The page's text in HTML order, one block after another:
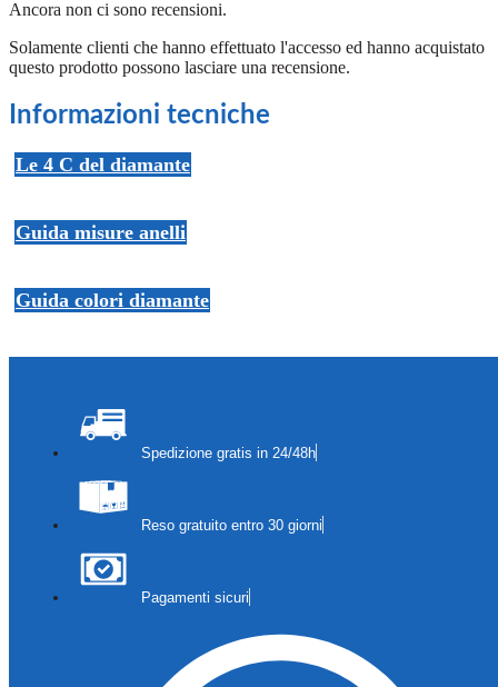
Ancora non ci sono recensioni.
Solamente clienti che hanno effettuato l'accesso ed hanno acquistato
questo prodotto possono lasciare una recensione.
Informazioni tecniche
Le 4 C del diamante
Guida misure anelli
Guida colori diamante
Spedizione gratis in 24/48h
Reso gratuito entro 30 giorni
Pagamenti sicuri